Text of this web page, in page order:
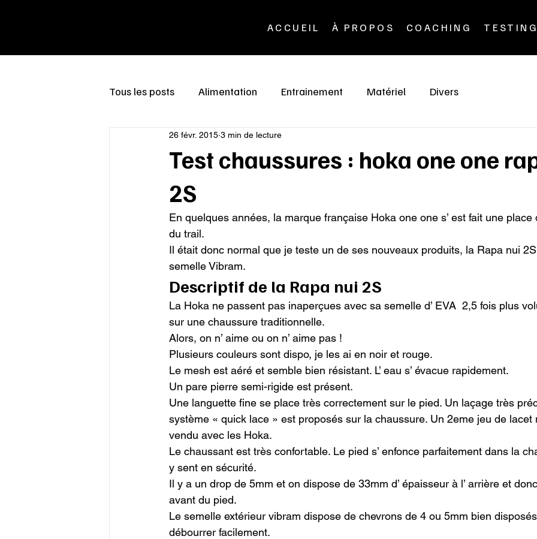
ACCUEIL À PROPOS COACHING TESTING
Tous les posts Alimentation Entrainement Matériel Divers
Test chaussures : hoka one one
2S
26 févr. 2015 3 min de lecture
En quelques années, la marque française Hoka one one s’ est fait une place
du trail.
Il était donc normal que je teste un de ses nouveaux produits, la Rapa nui
semelle Vibram.
Descriptif de la Rapa nui 2S
La Hoka ne passent pas inaperçues avec sa semelle d’ EVA  2,5 fois plus
sur une chaussure traditionnelle.
Alors, on n’ aime ou on n’ aime pas !
Plusieurs couleurs sont dispo, je les ai en noir et rouge.
Le mesh est aéré et semble bien résistant. L’ eau s’ évacue rapidement.
Un pare pierre semi-rigide est présent.
Une languette fine se place très correctement sur le pied. Un laçage très
système « quick lace » est proposés sur la chaussure. Un 2eme jeu de lacet
vendu avec les Hoka.
Le chaussant est très confortable. Le pied s’ enfonce parfaitement dans la
y sent en sécurité.
Il y a un drop de 5mm et on dispose de 33mm d’ épaisseur à l’ arrière et
avant du pied.
Le semelle extérieur vibram dispose de chevrons de 4 ou 5mm bien
débourrer facilement.